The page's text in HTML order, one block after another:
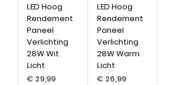
LED Hoog
Rendement
Paneel
Verlichting
28W Wit
Licht
Prijs
€ 29,99
LED Hoog
Rendement
Paneel
Verlichting
28W Warm
Licht
Prijs
€ 26,99